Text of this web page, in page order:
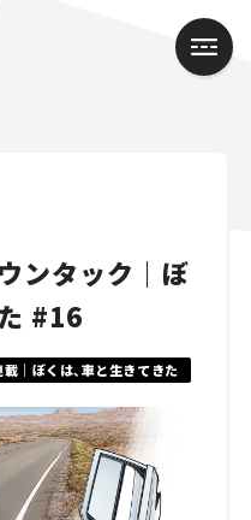
ンタック｜ぼ
#16
載｜ぼくは、車と生きてきた